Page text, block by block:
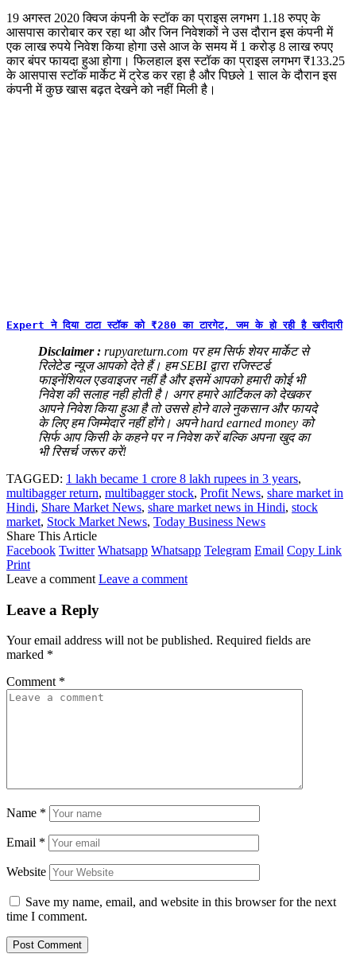
19 अगस्त 2020 क्विज कंपनी के स्टॉक का प्राइस लगभग 1.18 रुपए के
आसपास कारोबार कर रहा था और जिन निवेशकों ने उस दौरान इस कंपनी में
एक लाख रुपये निवेश किया होगा उसे आज के समय में 1 करोड़ 8 लाख रुपए
कार बंपर फायदा हुआ होगा। फिलहाल इस स्टॉक का प्राइस लगभग ₹133.25
के आसपास स्टॉक मार्केट में ट्रेड कर रहा है और पिछले 1 साल के दौरान इस
कंपनी में कुछ खास बढ़त देखने को नहीं मिली है।
Expert ने दिया टाटा स्टॉक को ₹280 का टारगेट, जम के हो रही है खरीदारी
Disclaimer : rupyareturn.com पर हम सिर्फ शेयर मार्केट से
रिलेटेड न्यूज आपको देते हैं। हम SEBI द्वारा रजिस्टर्ड
फाइनेंशियल एडवाइजर नहीं है और इसमें आपको हमारी कोई भी
निवेश की सलाह नही होती है। अगर हमारे आर्टिकल को देखकर
आपने निवेश किया हुआ है तो उससे होने वाले नुकसान और फायदे
के लिए हम जिम्मेदार नहीं होंगे। अपने hard earned money को
सिर्फ आप किसी के कहने पर न निवेश करें बल्कि अपना खुद का
भी रिसर्च जरूर करें!
TAGGED: 1 lakh became 1 crore 8 lakh rupees in 3 years,
multibagger return, multibagger stock, Profit News, share market in
Hindi, Share Market News, share market news in Hindi, stock
market, Stock Market News, Today Business News
Share This Article
Facebook Twitter Whatsapp Whatsapp Telegram Email Copy Link
Print
Leave a comment Leave a comment
Leave a Reply
Your email address will not be published. Required fields are
marked *
Comment *
Name *
Email *
Website
Save my name, email, and website in this browser for the next
time I comment.